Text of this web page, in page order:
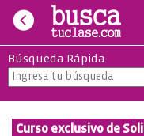
Búsqueda Rápida
Curso exclusivo de